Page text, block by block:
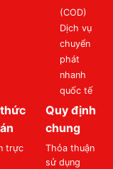
(COD)
Dịch vụ
chuyển
phát
nhanh
quốc tế
trực
Quy định
chung
Thỏa thuận
sử dụng